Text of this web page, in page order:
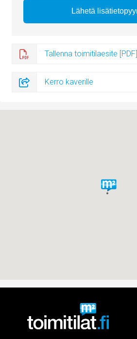
Tallenna toimitilaesite [PDF]
Kerro kaverille